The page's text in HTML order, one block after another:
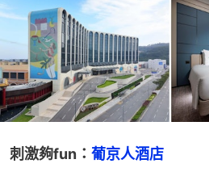
刺激夠fun： 葡京人酒店